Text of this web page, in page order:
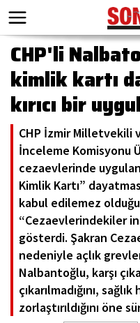
CHP'li
kimlik kartı
kırıcı bir
CHP İzmir Milletvekili
İnceleme Komisyonu
cezaevlerinde
Kimlik Kartı”
kabul edilemez
“Cezaevlerindekiler
gösterdi. Şakran
nedeniyle açlık
Nalbantoğlu, karşı
çıkarılmadığını,
zorlaştırıldığını öne